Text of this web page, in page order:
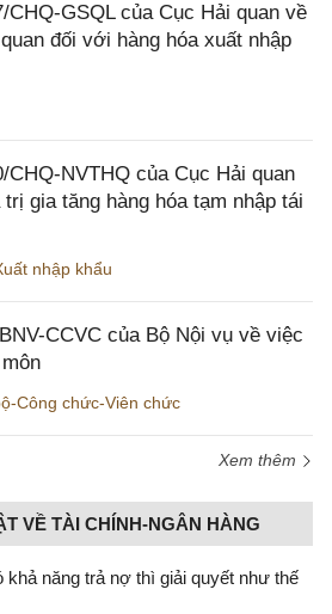
CHQ-GSQL của Cục Hải quan về
đối với hàng hóa xuất nhập
CHQ-NVTHQ của Cục Hải quan
gia tăng hàng hóa tạm nhập tái
nhập khẩu
CCVC của Bộ Nội vụ về việc
Công chức-Viên chức
Xem thêm
VỀ TÀI CHÍNH-NGÂN HÀNG
khả năng trả nợ thì giải quyết như thế